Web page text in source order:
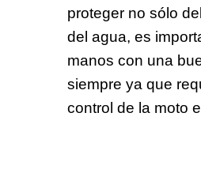
proteger no sólo
del agua, es
manos con una
siempre ya que
control de la moto